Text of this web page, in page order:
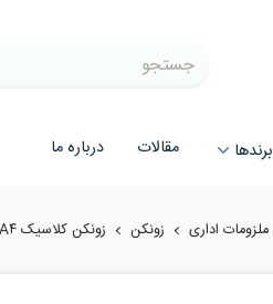
جستجو
برند‌ها مقالات درباره ما
ملزومات اداری زونکن زونکن کلاسیک A۴